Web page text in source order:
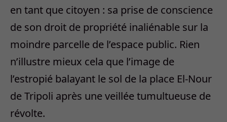
en tant que citoyen : sa prise de conscience
de son droit de propriété inaliénable sur la
moindre parcelle de l’espace public. Rien
n’illustre mieux cela que l’image de
l’estropié balayant le sol de la place El-Nour
de Tripoli après une veillée tumultueuse de
révolte.